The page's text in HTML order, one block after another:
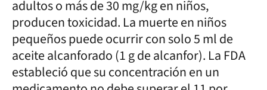
adultos o más de 30 mg/kg en niños,
producen toxicidad. La muerte en niños
pequeños puede ocurrir con solo 5 ml de
aceite alcanforado (1 g de alcanfor). La FDA
estableció que su concentración en un